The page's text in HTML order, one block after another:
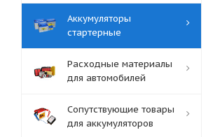
Аккумуляторы
стартерные
Расходные материалы
для автомобилей
Сопутствующие товары
для аккумуляторов